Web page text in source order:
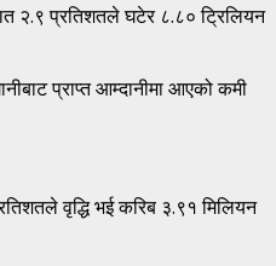
२.९ प्रतिशतले घटेर ८.८० ट्रिलियन
प्राप्त आम्दानीमा आएको कमी
वृद्धि भई करिब ३.९१ मिलियन